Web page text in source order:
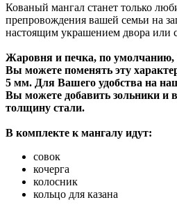
Кованый мангал станет только
препровождения вашей семьи на
настоящим украшением двора или
Жаровня и печка, по
Вы можете поменять эту
5 мм. Для Вашего удобства на
Вы можете добавить зольники и
толщину стали.
В комплекте к мангалу идут:
совок
кочерга
колосник
кольцо для казана